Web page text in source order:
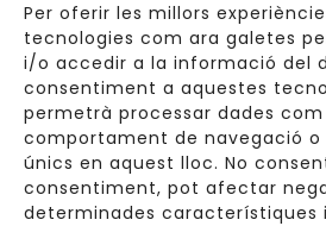
Per oferir les millors
tecnologies com ara galetes
i/o accedir a la informació del
consentiment a aquestes
permetrà processar dades
comportament de navegació
únics en aquest lloc. No
consentiment, pot afectar
determinades característiques
Carrer de Valldoreix 45, 08172
933 157 807 |